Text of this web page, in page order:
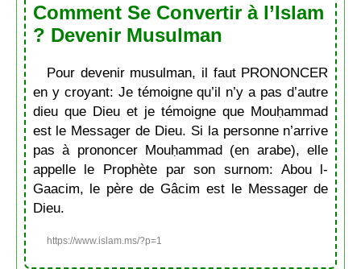
Comment Se Convertir à l’Islam
? Devenir Musulman
Pour devenir musulman, il faut PRONONCER
en y croyant: Je témoigne qu’il n’y a pas d’autre
dieu que Dieu et je témoigne que Mouḥammad
est le Messager de Dieu. Si la personne n’arrive
pas à prononcer Mouḥammad (en arabe), elle
appelle le Prophète par son surnom: Abou l-
Gaacim, le père de Gâcim est le Messager de
Dieu.
https://www.islam.ms/?p=1